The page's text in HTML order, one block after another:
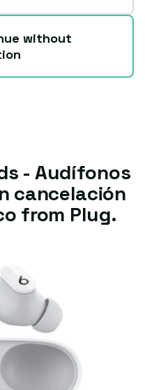
without
- Audífonos
cancelación
from Plug.